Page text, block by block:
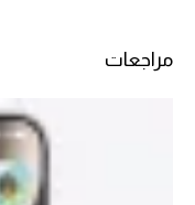
مراجعات